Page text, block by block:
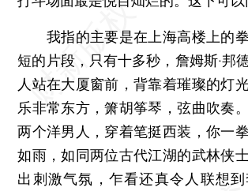
我指的主要是在上海高楼上的拳
短的片段，只有十多秒，詹姆斯·邦
人站在大厦窗前，背靠着璀璨的灯
乐非常东方，箫胡筝琴，弦曲吹奏
两个洋男人，穿着笔挺西装，你一
如雨，如同两位古代江湖的武林侠
出刺激气氛，乍看还真令人联想